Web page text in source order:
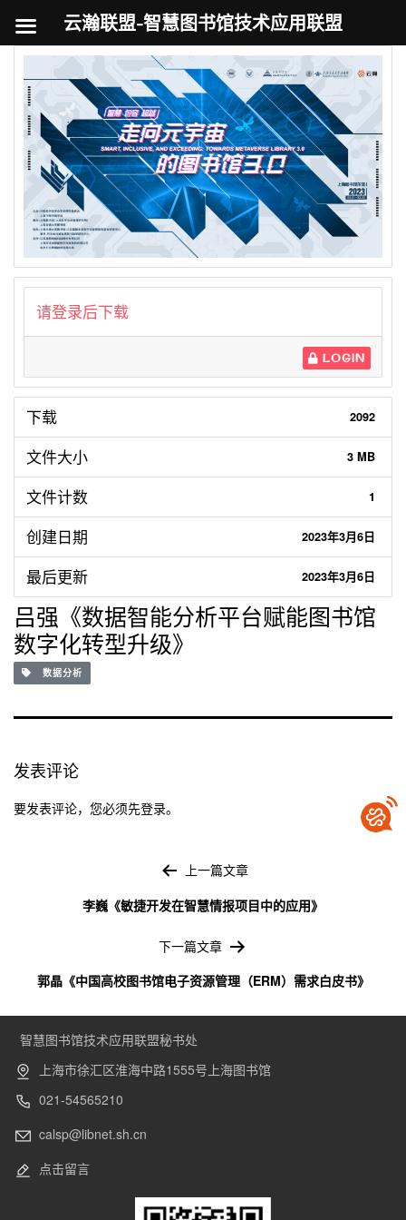
请登录后下载
LOGIN
下载 2092
文件大小 3 MB
文件计数 1
创建日期 2023年3月6日
最后更新 2023年3月6日
吕强《数据智能分析平台赋能图书馆
数字化转型升级》
数据分析
发表评论
要发表评论，您必须先登录。
上一篇文章
李巍《敏捷开发在智慧情报项目中的应用》
下一篇文章
郭晶《中国高校图书馆电子资源管理（ERM）需求白皮书》
智慧图书馆技术应用联盟秘书处
上海市徐汇区淮海中路1555号上海图书馆
021-54565210
calsp@libnet.sh.cn
点击留言
云瀚联盟-智慧图书馆技术应用联盟